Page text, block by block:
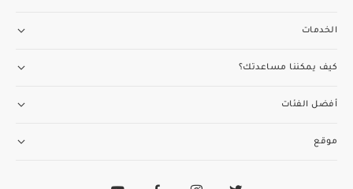
الخدمات
كيف يمكننا مساعدتك؟
أفضل الفئات
موقع